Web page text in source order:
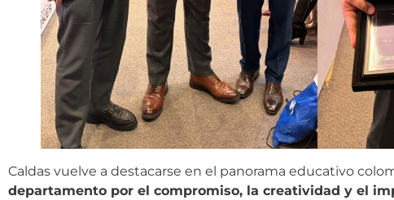
Caldas vuelve a destacarse en el panorama educativo
departamento por el compromiso, la creatividad y el